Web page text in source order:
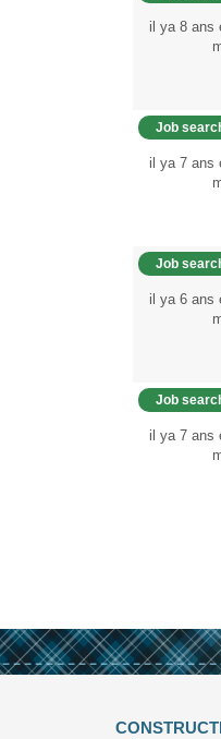
il ya 8 ans
Job
il ya 7 ans
Job
il ya 6 ans
Job
il ya 7 ans